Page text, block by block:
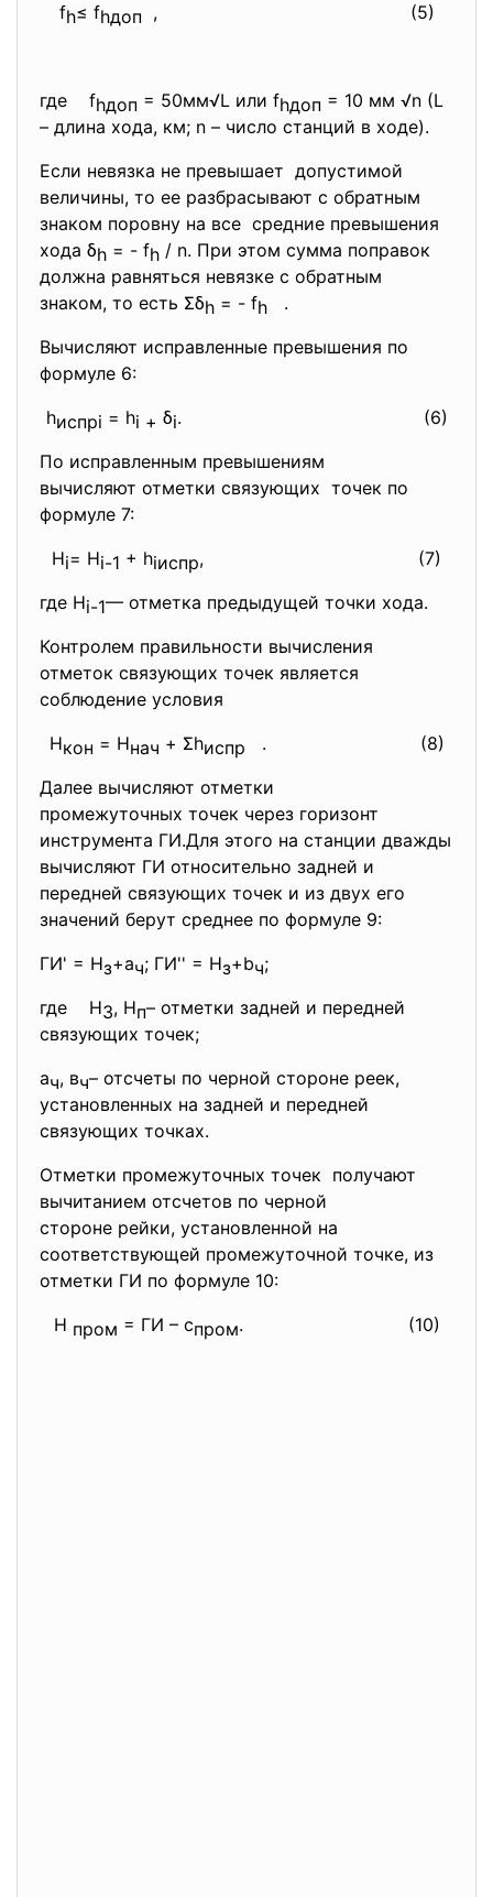
fh≤ fhдоп , (5)
где fhдоп = 50мм√L или fhдоп = 10 мм √n (L
– длина хода, км; n – число станций в ходе).
Если невязка не превышает допустимой
величины, то ее разбрасывают с обратным
знаком поровну на все средние превышения
хода δh = - fh / n. При этом сумма поправок
должна равняться невязке с обратным
знаком, то есть Σδh = - fh .
Вычисляют исправленные превышения по
формуле 6:
hиспрi = hi + δi.
(6)
По исправленным превышениям
вычисляют отметки связующих точек по
формуле 7:
Нi= Hi-1 + hiиспр,
(7)
где Hi-1— отметка предыдущей точки хода.
Контролем правильности вычисления
отметок связующих точек является
соблюдение условия
Hкон = Hнач + Σhиспр . (8)
Далее вычисляют отметки
промежуточных точек через горизонт
инструмента ГИ.Для этого на станции дважды
вычисляют ГИ относительно задней и
передней связующих точек и из двух его
значений берут среднее по формуле 9:
ГИ' = Нз+ач; ГИ'' = Нз+bч;
где Н3, Нп– отметки задней и передней
связующих точек;
ач, вч– отсчеты по черной стороне реек,
установленных на задней и передней
связующих точках.
Отметки промежуточных точек получают
вычитанием отсчетов по черной
стороне рейки, установленной на
соответствующей промежуточной точке, из
отметки ГИ по формуле 10:
Н пром = ГИ – спром. (10)